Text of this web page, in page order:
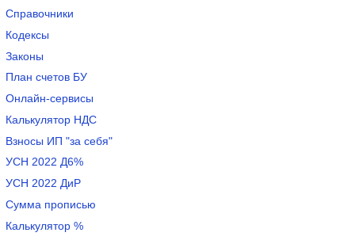
Справочники
Кодексы
Законы
План счетов БУ
Онлайн-сервисы
Калькулятор НДС
Взносы ИП "за себя"
УСН 2022 Д6%
УСН 2022 ДиР
Сумма прописью
Калькулятор %